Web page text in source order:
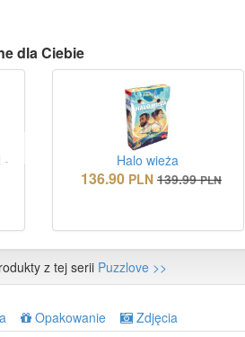
dla Ciebie
-
Halo wieża
136.90 PLN 139.99 PLN
z tej serii Puzzlove >>
Opakowanie
Zdjęcia